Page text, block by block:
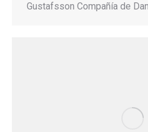
Gustafsson Compañía de